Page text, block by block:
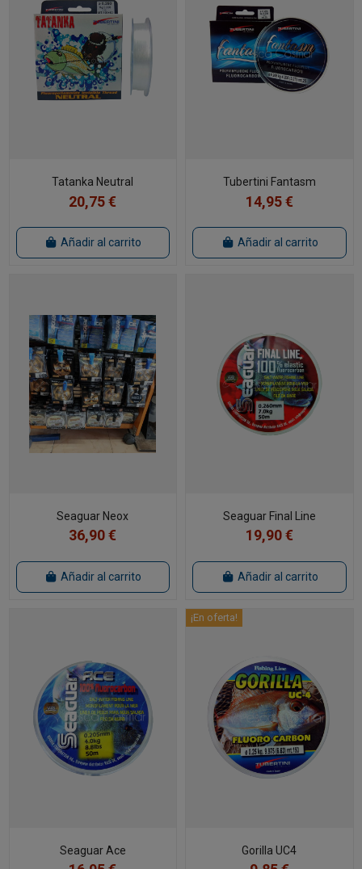
Tatanka Neutral
20,75 €
Añadir al carrito
Tubertini Fantasm
14,95 €
Añadir al carrito
Seaguar Neox
36,90 €
Añadir al carrito
Seaguar Final Line
19,90 €
Añadir al carrito
Seaguar Ace
¡En oferta!
Gorilla UC4